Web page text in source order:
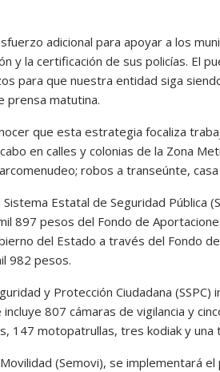
adicional para apoyar a los
y la certificación de sus policías. El
para que nuestra entidad siga
prensa matutina.
que esta estrategia focaliza
en calles y colonias de la Zona
robos a transeúnte,
Estatal de Seguridad Pública
897 pesos del Fondo de
del Estado a través del Fondo
982 pesos.
y Protección Ciudadana
807 cámaras de vigilancia y
147 motopatrullas, tres kodiak y una
(Semovi), se implementará